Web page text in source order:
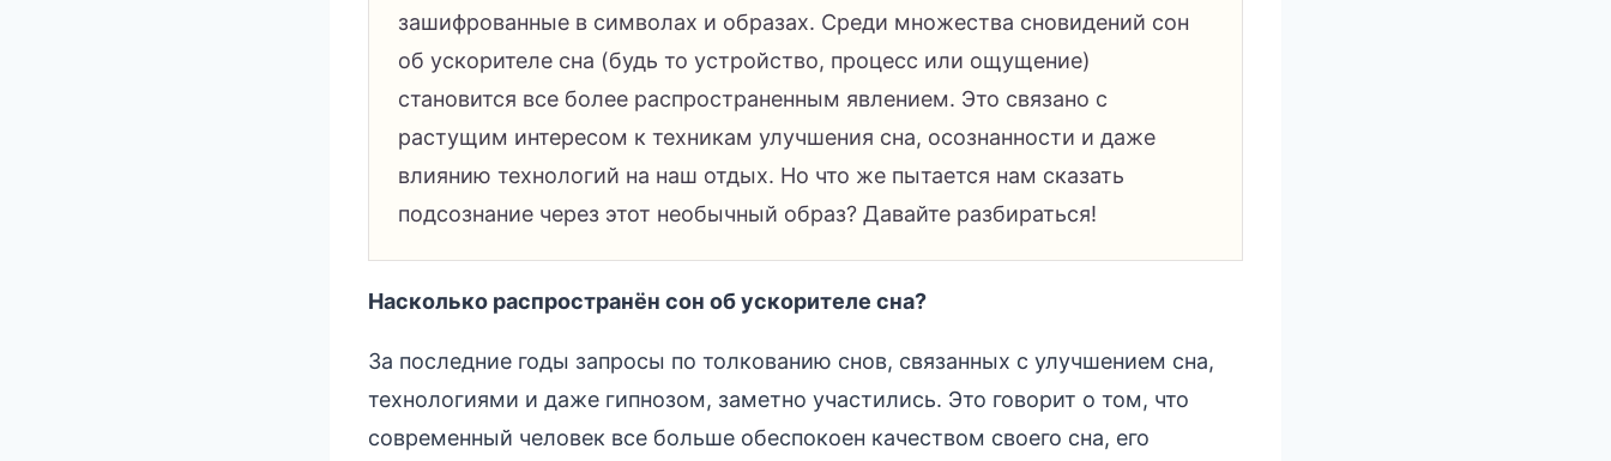
зашифрованные в символах и образах. Среди множества сновидений сон
об ускорителе сна (будь то устройство, процесс или ощущение)
становится все более распространенным явлением. Это связано с
растущим интересом к техникам улучшения сна, осознанности и даже
влиянию технологий на наш отдых. Но что же пытается нам сказать
подсознание через этот необычный образ? Давайте разбираться!
Насколько распространён сон об ускорителе сна?
За последние годы запросы по толкованию снов, связанных с улучшением сна,
технологиями и даже гипнозом, заметно участились. Это говорит о том, что
современный человек все больше обеспокоен качеством своего сна, его